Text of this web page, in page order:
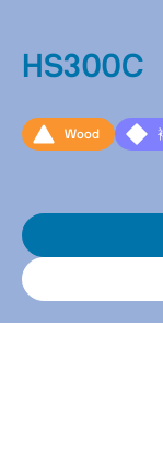
HS300C
Wood